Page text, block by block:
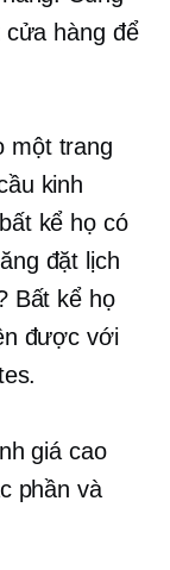
hàng để
một trang
kinh
kể họ có
đặt lịch
Bất kể họ
được với
giá cao
phần và